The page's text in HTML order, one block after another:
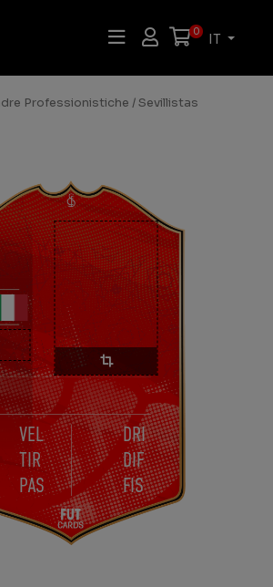
0 IT
Professionistiche / Sevillistas
VEL
TIR
PAS
DRI
DIF
FIS